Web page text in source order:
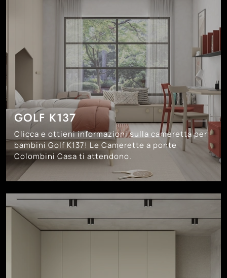
GOLF K137
Clicca e ottieni informazioni sulla cameretta per
bambini Golf K137! Le Camerette a ponte
Colombini Casa ti attendono.